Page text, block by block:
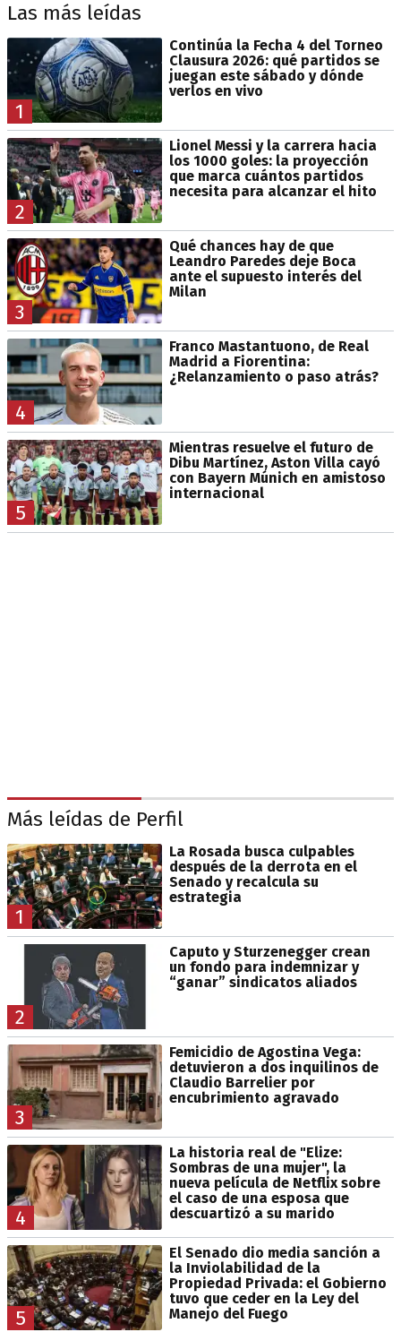
Las más leídas
1
Continúa la Fecha 4 del Torneo
Clausura 2026: qué partidos se
juegan este sábado y dónde
verlos en vivo
2
Lionel Messi y la carrera hacia
los 1000 goles: la proyección
que marca cuántos partidos
necesita para alcanzar el hito
3
Qué chances hay de que
Leandro Paredes deje Boca
ante el supuesto interés del
Milan
4
Franco Mastantuono, de Real
Madrid a Fiorentina:
¿Relanzamiento o paso atrás?
5
Mientras resuelve el futuro de
Dibu Martínez, Aston Villa cayó
con Bayern Múnich en amistoso
internacional
Más leídas de Perfil
1
La Rosada busca culpables
después de la derrota en el
Senado y recalcula su
estrategia
2
Caputo y Sturzenegger crean
un fondo para indemnizar y
“ganar” sindicatos aliados
3
Femicidio de Agostina Vega:
detuvieron a dos inquilinos de
Claudio Barrelier por
encubrimiento agravado
4
La historia real de "Elize:
Sombras de una mujer", la
nueva película de Netflix sobre
el caso de una esposa que
descuartizó a su marido
5
El Senado dio media sanción a
la Inviolabilidad de la
Propiedad Privada: el Gobierno
tuvo que ceder en la Ley del
Manejo del Fuego